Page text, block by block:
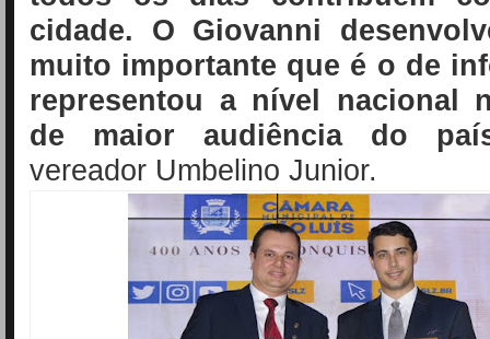
cidade. O Giovanni
muito importante que é o de
representou a nível nacional
de maior audiência do
vereador Umbelino Junior.